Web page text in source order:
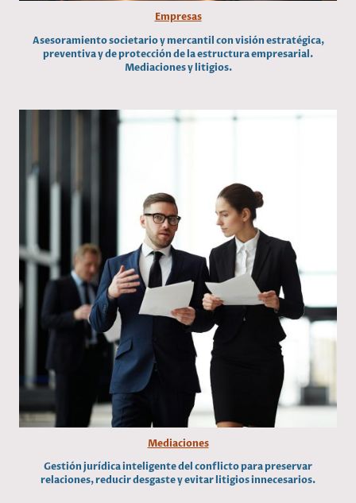
Empresas
Asesoramiento societario y mercantil con visión estratégica,
preventiva y de protección de la estructura empresarial.
Mediaciones y litigios.
Mediaciones
Gestión jurídica inteligente del conflicto para preservar
relaciones, reducir desgaste y evitar litigios innecesarios.